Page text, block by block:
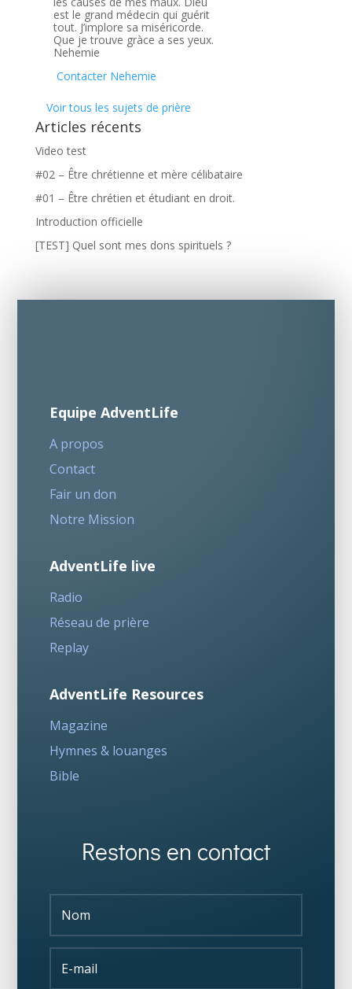
est le grand médecin qui guérit
tout. J’implore sa miséricorde.
Que je trouve gràce a ses yeux.
Nehemie
Contacter Nehemie
Voir tous les sujets de prière
Articles récents
Video test
#02 – Être chrétienne et mère célibataire
#01 – Être chrétien et étudiant en droit.
Introduction officielle
[TEST] Quel sont mes dons spirituels ?
Equipe AdventLife
A propos
Contact
Fair un don
Notre Mission
AdventLife live
Radio
Réseau de prière
Replay
AdventLife Resources
Magazine
Hymnes & louanges
Bible
Restons en contact